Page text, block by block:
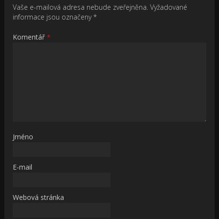
Vaše e-mailová adresa nebude zveřejněna. Vyžadované
informace jsou označeny*
Komentář*
Jméno
E-mail
Webová stránka